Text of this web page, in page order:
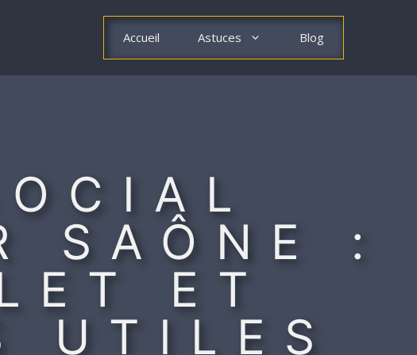
Accueil Astuces Blog
SAÔNE :
ET
UTILES